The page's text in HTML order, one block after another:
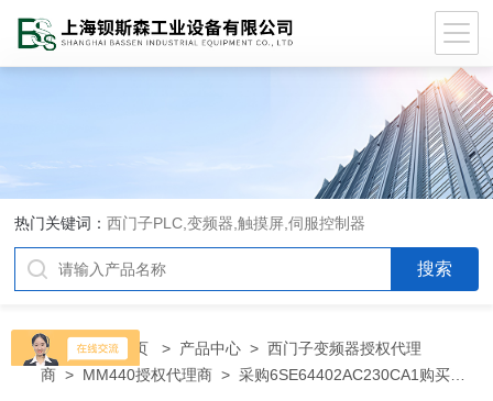
热门关键词：西门子PLC,变频器,触摸屏,伺服控制器
当前位置：首页 > 产品中心 >西门子变频器授权代理
商 > MM440授权代理商 > 采购6SE64402AC230CA1购买西